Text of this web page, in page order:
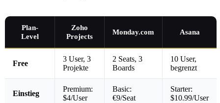
Plan-
Level
Zoho
Projects
Monday.com Asana
Free
3 User, 3
Projekte
2 Seats, 3
Boards
10 User,
begrenzt
Einstieg
Premium:
$4/User
Basic:
€9/Seat
Starter:
$10.99/User